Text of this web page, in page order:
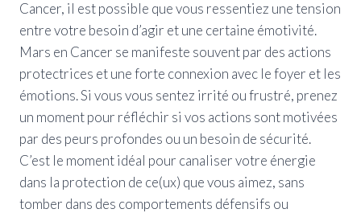
Cancer, il est possible que vous ressentiez une tension
entre votre besoin d’agir et une certaine émotivité.
Mars en Cancer se manifeste souvent par des actions
protectrices et une forte connexion avec le foyer et les
émotions. Si vous vous sentez irrité ou frustré, prenez
un moment pour réfléchir si vos actions sont motivées
par des peurs profondes ou un besoin de sécurité.
C’est le moment idéal pour canaliser votre énergie
dans la protection de ce(ux) que vous aimez, sans
tomber dans des comportements défensifs ou